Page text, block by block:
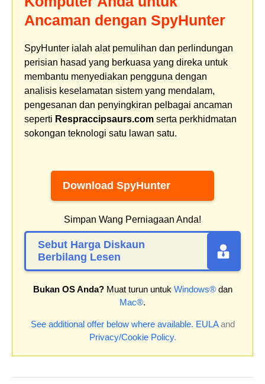
Ancaman dengan SpyHunter
SpyHunter ialah alat pemulihan dan perlindungan
perisian hasad yang berkuasa yang direka untuk
membantu menyediakan pengguna dengan
analisis keselamatan sistem yang mendalam,
pengesanan dan penyingkiran pelbagai ancaman
seperti Respraccipsaurs.com serta perkhidmatan
sokongan teknologi satu lawan satu.
Download SpyHunter
Simpan Wang Perniagaan Anda!
Sebut Harga Diskaun
Berbilang Lesen
Bukan OS Anda?Muat turun untuk Windows®dan
Mac®.
See additional offer below where available. EULAand
Privacy/Cookie Policy.